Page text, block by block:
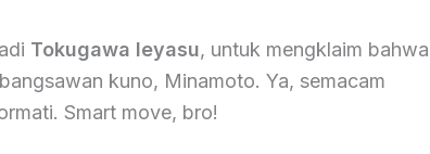
Tokugawa Ieyasu, untuk mengklaim bahwa
kuno, Minamoto. Ya, semacam
Smart move, bro!